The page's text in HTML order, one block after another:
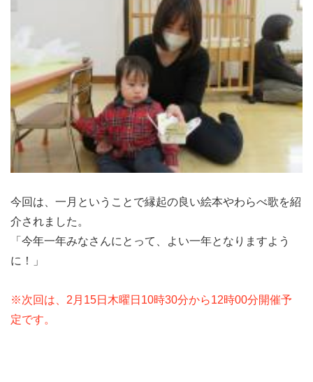
今回は、一月ということで縁起の良い絵本やわらべ歌を紹
介されました。
「今年一年みなさんにとって、よい一年となりますよう
に！」
※次回は、2月15日木曜日10時30分から12時00分開催予
定です。